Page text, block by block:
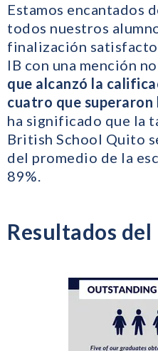
Estamos encantados
todos nuestros
finalización
IB con una mención
que alcanzó la
cuatro que superaron
ha significado que la
British School Quito
del promedio de la
89%.
Resultados del